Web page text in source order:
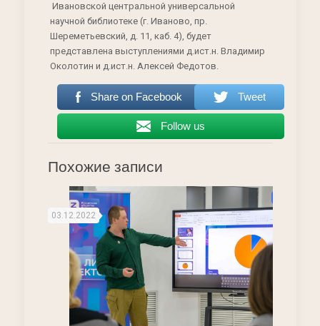
Ивановской центральной универсальной
научной библиотеке (г. Иваново, пр.
Шереметьевский, д. 11, каб. 4), будет
представлена выступлениями д.ист.н. Владимир
Околотин и д.ист.н. Алексей Федотов.
Share on Facebook Tweet
Follow us
Похожие записи
03.12.2022